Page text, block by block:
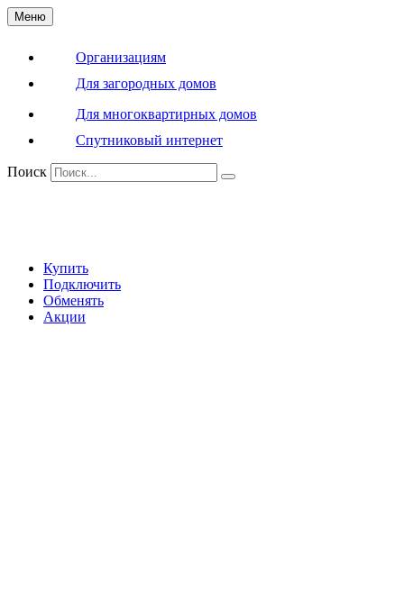
Меню
Организациям
Для загородных домов
Для многоквартирных домов
Спутниковый интернет
Поиск
Купить
Подключить
Обменять
Акции